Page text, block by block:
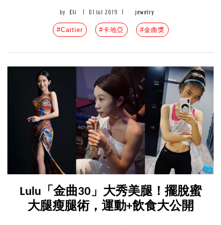
by Eli 01 Jul 2019 jewelry
#Cartier #卡地亞 #金曲獎
Lulu「金曲30」大秀美腿！擺脫蜜
大腿瘦腿術，運動+飲食大公開